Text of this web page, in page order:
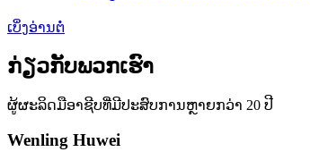
ເບິ່ງອ່ານຕໍ່
ກ່ຽວ​ກັບ​ພວກ​ເຮົາ
ຜູ້ຜະລິດມືອາຊີບທີ່ມີປະສົບການຫຼາຍກວ່າ 20 ປີ
Wenling Huwei